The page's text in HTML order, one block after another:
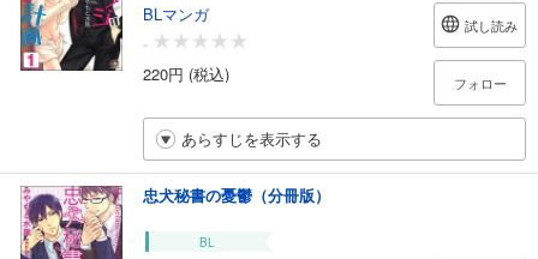
BLマンガ
-
220円 (税込)
試し読み
フォロー
あらすじを表示する
忠犬秘書の憂鬱（分冊版）
BL